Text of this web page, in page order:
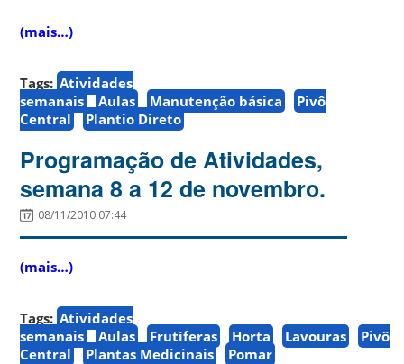
(mais…)
Tags: Atividades
semanais
Aulas Manutenção básica
Pivô
Central
Plantio Direto
Programação de Atividades,
semana 8 a 12 de novembro.
08/11/2010 07:44
(mais…)
Tags: Atividades
semanais
Aulas Frutíferas Horta Lavouras
Pivô
Central
Plantas Medicinais Pomar